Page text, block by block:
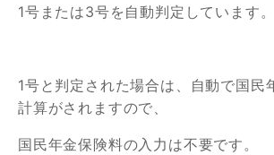
1号または3号を自動判定しています。
1号と判定された場合は、自動で国民
計算がされますので、
国民年金保険料の入力は不要です。